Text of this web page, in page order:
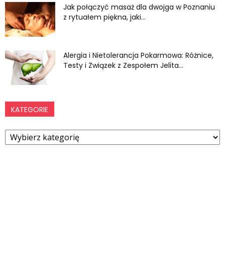
Jak połączyć masaż dla dwojga w Poznaniu
z rytuałem piękna, jaki...
Alergia i Nietolerancja Pokarmowa: Różnice,
Testy i Związek z Zespołem Jelita...
KATEGORIE
Kategorie